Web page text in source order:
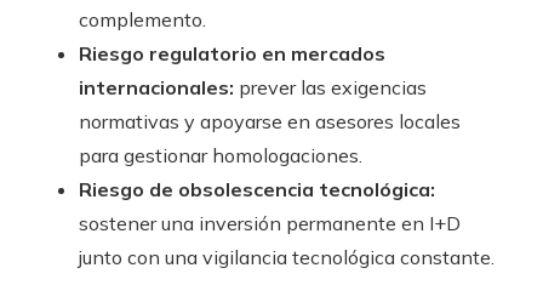
complemento.
Riesgo regulatorio en mercados
internacionales: prever las exigencias
normativas y apoyarse en asesores locales
para gestionar homologaciones.
Riesgo de obsolescencia tecnológica:
sostener una inversión permanente en I+D
junto con una vigilancia tecnológica constante.